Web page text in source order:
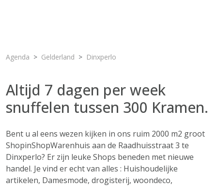
Agenda Gelderland Dinxperlo
Altijd 7 dagen per week
snuffelen tussen 300 Kramen.
Bent u al eens wezen kijken in ons ruim 2000 m2 groot
ShopinShopWarenhuis aan de Raadhuisstraat 3 te
Dinxperlo? Er zijn leuke Shops beneden met nieuwe
handel. Je vind er echt van alles : Huishoudelijke
artikelen, Damesmode, drogisterij, woondeco,